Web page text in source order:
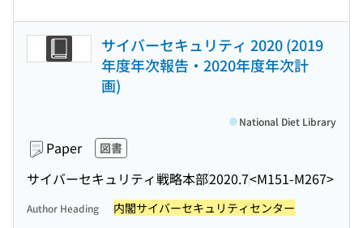
サイバーセキュリティ 2020 (2019
年度年次報告・2020年度年次計
画)
Paper 図書
サイバーセキュリティ戦略本部2020.7<M151-M267>
National Diet Library
Author Heading 内閣サイバーセキュリティセンター